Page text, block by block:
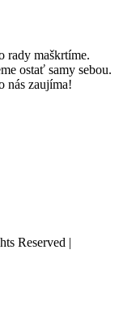
rady maškrtíme.
ostať samy sebou.
nás zaujíma!
Reserved |